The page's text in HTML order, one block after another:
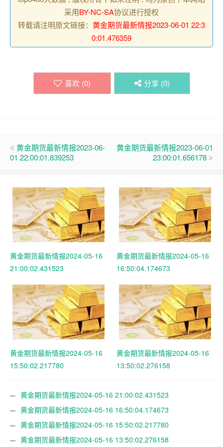
采用BY-NC-SA协议进行授权
转载请注明原文链接： 黄金期货最新情报2023-06-01 22:3
0:01.476359
喜欢 (0) 分享 (0)
黄金期货最新情报2023-06-
01 22:00:01.839253
黄金期货最新情报2023-06-01
23:00:01.656178
黄金期货最新情报2024-05-16
21:00:02.431523
黄金期货最新情报2024-05-16
16:50:04.174673
黄金期货最新情报2024-05-16
15:50:02.217780
黄金期货最新情报2024-05-16
13:50:02.276158
黄金期货最新情报2024-05-16 21:00:02.431523
黄金期货最新情报2024-05-16 16:50:04.174673
黄金期货最新情报2024-05-16 15:50:02.217780
黄金期货最新情报2024-05-16 13:50:02.276158